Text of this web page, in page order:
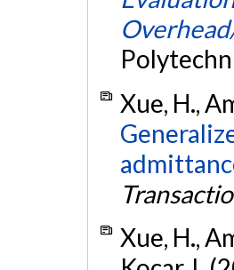
Xue, H.,
Xue, H.,